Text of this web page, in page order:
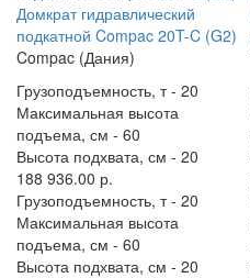
Домкрат гидравлический
подкатной Compac 20T-C (G2)
Compac (Дания)
Грузоподъемность, т - 20
Максимальная высота
подъема, см - 60
Высота подхвата, см - 20
188 936.00 р.
Грузоподъемность, т - 20
Максимальная высота
подъема, см - 60
Высота подхвата, см - 20